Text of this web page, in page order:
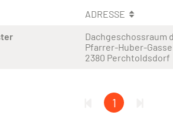
ADRESSE
Dachgeschossraum
Pfarrer-Huber-
2380 Perchtoldsdorf
1